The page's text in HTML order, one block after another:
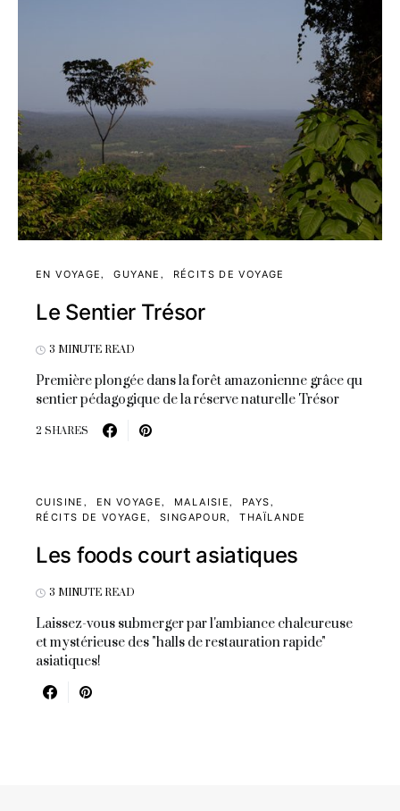
EN VOYAGE GUYANE RÉCITS DE VOYAGE
Le Sentier Trésor
3 MINUTE READ
Première plongée dans la forêt amazonienne grâce qu
sentier pédagogique de la réserve naturelle Trésor
2 SHARES
CUISINE EN VOYAGE MALAISIE
PAYS
RÉCITS DE VOYAGE
SINGAPOUR THAÏLANDE
Les foods court asiatiques
3 MINUTE READ
Laissez-vous submerger par l'ambiance chaleureuse
et mystérieuse des "halls de restauration rapide"
asiatiques!